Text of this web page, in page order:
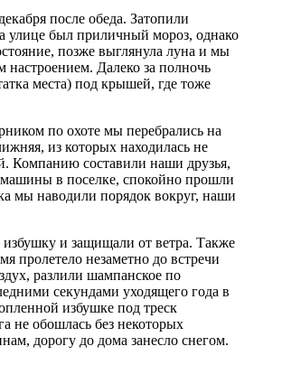
после обеда. Затопили
улице был приличный мороз, однако
позже выглянула луна и мы
Далеко за полночь
места) под крышей, где тоже
по охоте мы перебрались на
из которых находилась не
Компанию составили наши друзья,
в поселке, спокойно прошли
мы наводили порядок вокруг, наши
и защищали от ветра. Также
пролетело незаметно до встречи
разлили шампанское по
секундами уходящего года в
избушке под треск
не обошлась без некоторых
дорогу до дома занесло снегом.